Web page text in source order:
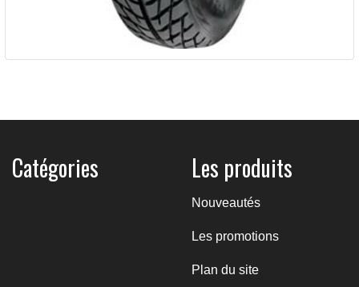
102,60 €
Catégories Les produits
Nouveautés
Les promotions
Plan du site